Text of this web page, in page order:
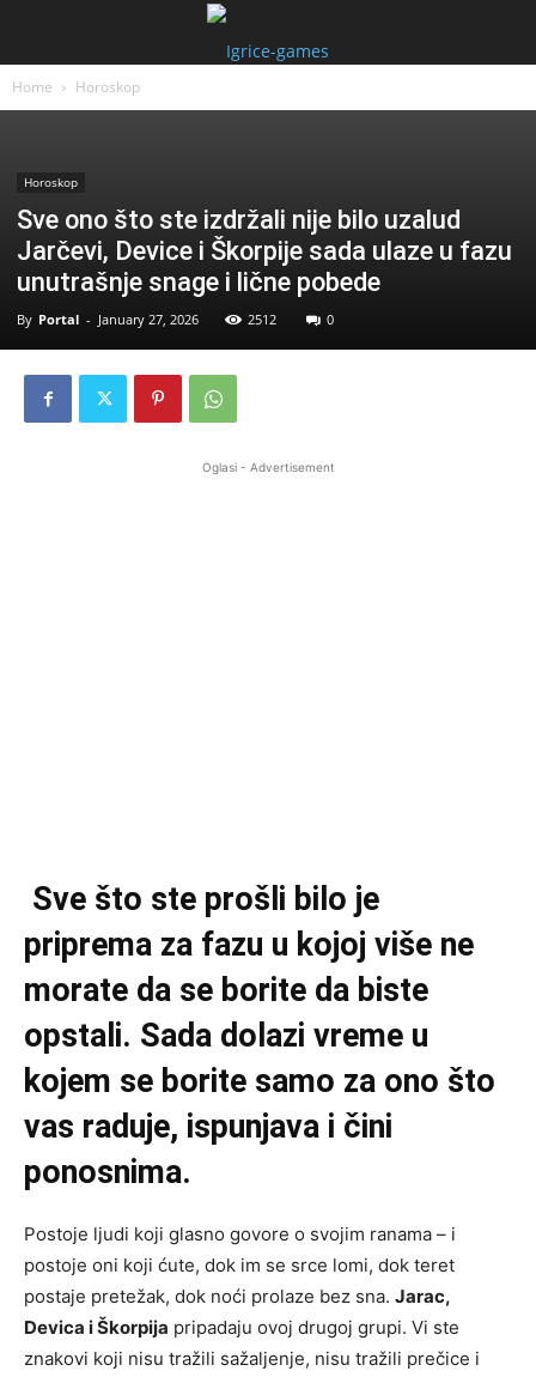
Home Horoskop
Horoskop
Sve ono što ste izdržali nije bilo uzalud
Jarčevi, Device i Škorpije sada ulaze u fazu
unutrašnje snage i lične pobede
By Portal - January 27, 2026 2512 0
Oglasi - Advertisement
Sve što ste prošli bilo je
priprema za fazu u kojoj više ne
morate da se borite da biste
opstali. Sada dolazi vreme u
kojem se borite samo za ono što
vas raduje, ispunjava i čini
ponosnima.
Postoje ljudi koji glasno govore o svojim ranama – i
postoje oni koji ćute, dok im se srce lomi, dok teret
postaje pretežak, dok noći prolaze bez sna. Jarac,
Devica i Škorpija pripadaju ovoj drugoj grupi. Vi ste
znakovi koji nisu tražili sažaljenje, nisu tražili prečice i